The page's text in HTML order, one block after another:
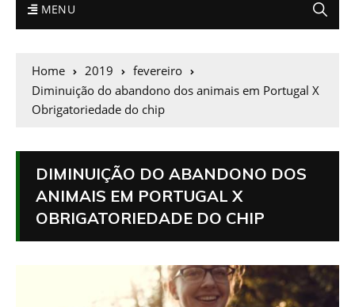
MENU
Home 2019
fevereiro
Diminuição do abandono dos animais em Portugal X
Obrigatoriedade do chip
DIMINUIÇÃO DO ABANDONO DOS
ANIMAIS EM PORTUGAL X
OBRIGATORIEDADE DO CHIP